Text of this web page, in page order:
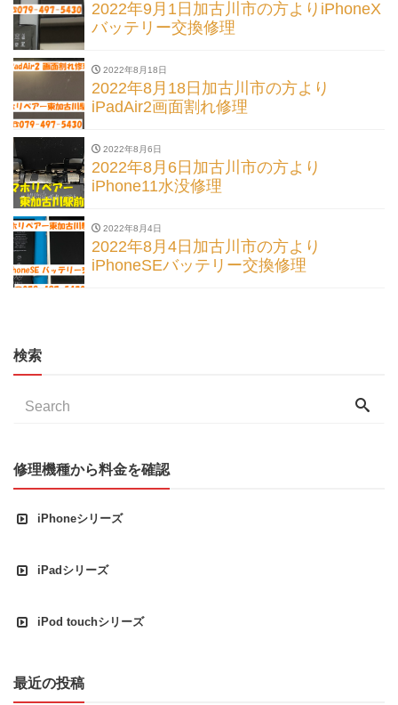
2022年9月1日加古川市の方よりiPhoneX
バッテリー交換修理
2022年8月18日
2022年8月18日加古川市の方より
iPadAir2画面割れ修理
2022年8月6日
2022年8月6日加古川市の方より
iPhone11水没修理
2022年8月4日
2022年8月4日加古川市の方より
iPhoneSEバッテリー交換修理
検索
修理機種から料金を確認
iPhoneシリーズ
iPadシリーズ
iPod touchシリーズ
最近の投稿